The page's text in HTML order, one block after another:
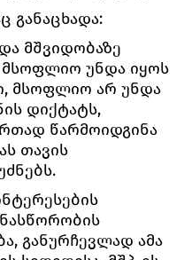
განაცხადა:
მშვიდობაზე
მსოფლიო უნდა იყოს
მსოფლიო არ უნდა
დიქტატს,
წარმოიდგინა
თავის
განურჩევლად ამა